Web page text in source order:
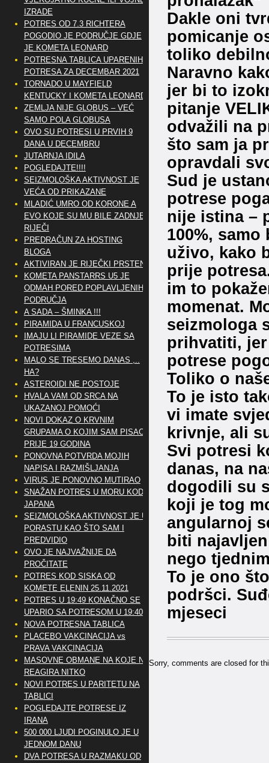
Dakle oni
pomicanje
toliko
Naravno
jer bi to
pitanje
odvažili na
što sam ja
opravdali
Sud je
potrese
nije istina –
100%,
uživo, kako
prije
im to
momenat.
seizmologa
prihvatiti,
potrese
Toliko o
To je isto
vi imate
krivnje, ali
Svi potresi
danas, na
dogodili su
koji je tog
angularnoj
biti
nego
To je ono
podršci.
mjeseci
Sorry, comments are closed for
IZRADE
POTRES OD 7.3 RICHTERA
POGODIO JE PODRUČJE GDJE
JE KOMETA LEONARD
POTRESNA TABLICA UPARENIH
POTRESA ZA DECEMBAR 2021
TORNADO U MAYFIELD
KENTUCKY I KOMETA LEONARD
ZEMLJA NIJE GLOBUS – VEĆ
SAMO POLA GLOBUSA
OVO SU POTRESI U PRVIH 9
DANA U DECEMBRU
JUTARNJA IDILA
POGLEDAJTE!!!!
SEIZMOLOŠKA AKTIVNOST JE
VEĆA OD PRIKAZANE
MLADIĆ UMRO OD KORONE A
EVO KOJE SU MU BILE ZADNJE
RIJEČI
PREDRAČUN ZA HOSTING
BLOGA
AKTIVIRAN JE RIJEČKI PRSTEN
KOMETA PANSTARRS U5 JE
ODMAH PORED POPLAVLJENIH
PODRUČJA
A SADA – ŠMINKA !!!
PIRAMIDA U FRANCUSKOJ
IMAJU LI PIRAMIDE VEZE SA
POTRESIMA
MALO SE TRESEMO DANAS ,..
HA?
ASTEROIDI NE POSTOJE
HVALA VAM OD SRCA NA
UKAZANOJ POMOĆI
NOVI DOKAZ O KRVNIM
GRUPAMA O KOJIM SAM PISAO
PRIJE 19 GODINA
PONOVNA POTVRDA MOJIH
NAPISA I RAZMIŠLJANJA
VIRUS JE PONOVNO MUTIRAO
SNAŽAN POTRES U MORU KOD
JAPANA
SEIZMOLOŠKA AKTIVNOST JE U
PORASTU KAO ŠTO SAM I
PREDVIDIO
OVO JE NAJVAŽNIJE DA
PROČITATE
POTRES KOD SISKA OD
KOMETE ELENIN 25.11.2021
POTRES U 19:49 KONAČNO SE
UPARIO SA POTRESOM U 19:40
NOVA POTRESNA TABLICA
PLACEBO VAKCINACIJA vs
PRAVA VAKCINACIJA
MASOVNE OBMANE NA KOJE NE
REAGIRA NITKO
NOVI POTRES U PARITETU NA
TABLICI
POGLEDAJTE POTRESE IZ
IRANA
500 000 LJUDI POGINULO JE U
JEDNOM DANU
DVA POTRESA U RAZMAKU OD